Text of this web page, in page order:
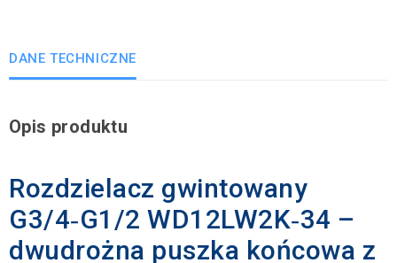
DANE TECHNICZNE
Opis produktu
Rozdzielacz gwintowany
G3/4‑G1/2 WD12LW2K‑34 –
dwudrożna puszka końcowa z